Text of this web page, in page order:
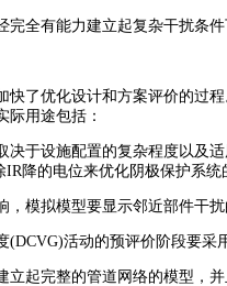
有能力建立起复杂干扰条件
优化设计和方案评价的过程
际用途包括：
设施配置的复杂程度以及适
降的电位来优化阴极保护系统
拟模型要显示邻近部件干扰
活动的预评价阶段要采
完整的管道网络的模型，并